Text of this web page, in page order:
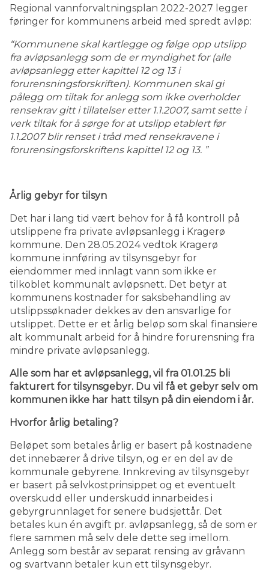
Regional vannforvaltningsplan 2022-2027 legger
føringer for kommunens arbeid med spredt avløp:
“Kommunene skal kartlegge og følge opp utslipp
fra avløpsanlegg som de er myndighet for (alle
avløpsanlegg etter kapittel 12 og 13 i
forurensningsforskriften). Kommunen skal gi
pålegg om tiltak for anlegg som ikke overholder
rensekrav gitt i tillatelser etter 1.1.2007, samt sette i
verk tiltak for å sørge for at utslipp etablert før
1.1.2007 blir renset i tråd med rensekravene i
forurensingsforskriftens kapittel 12 og 13. ”
Årlig gebyr for tilsyn
Det har i lang tid vært behov for å få kontroll på
utslippene fra private avløpsanlegg i Kragerø
kommune. Den 28.05.2024 vedtok Kragerø
kommune innføring av tilsynsgebyr for
eiendommer med innlagt vann som ikke er
tilkoblet kommunalt avløpsnett. Det betyr at
kommunens kostnader for saksbehandling av
utslippssøknader dekkes av den ansvarlige for
utslippet. Dette er et årlig beløp som skal finansiere
alt kommunalt arbeid for å hindre forurensning fra
mindre private avløpsanlegg.
Alle som har et avløpsanlegg, vil fra 01.01.25 bli
fakturert for tilsynsgebyr. Du vil få et gebyr selv om
kommunen ikke har hatt tilsyn på din eiendom i år.
Hvorfor årlig betaling?
Beløpet som betales årlig er basert på kostnadene
det innebærer å drive tilsyn, og er en del av de
kommunale gebyrene. Innkreving av tilsynsgebyr
er basert på selvkostprinsippet og et eventuelt
overskudd eller underskudd innarbeides i
gebyrgrunnlaget for senere budsjettår. Det
betales kun én avgift pr. avløpsanlegg, så de som er
flere sammen må selv dele dette seg imellom.
Anlegg som består av separat rensing av gråvann
og svartvann betaler kun ett tilsynsgebyr.